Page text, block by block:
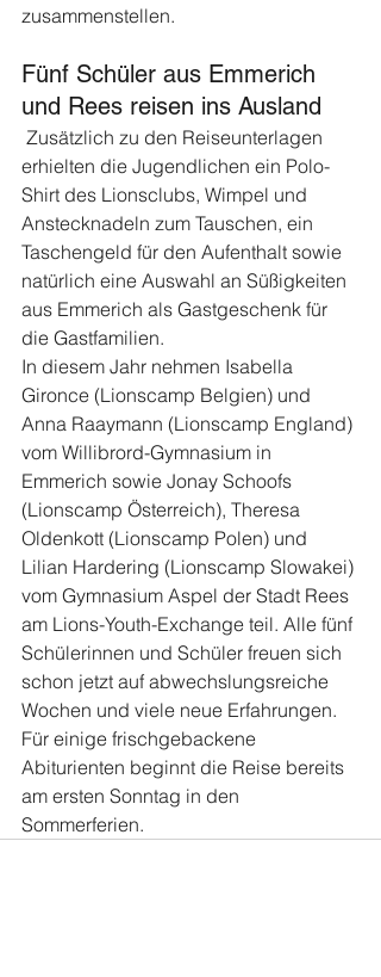
zusammenstellen.
Fünf Schüler aus Emmerich
und Rees reisen ins Ausland
Zusätzlich zu den Reiseunterlagen
erhielten die Jugendlichen ein Polo-
Shirt des Lionsclubs, Wimpel und
Anstecknadeln zum Tauschen, ein
Taschengeld für den Aufenthalt sowie
natürlich eine Auswahl an Süßigkeiten
aus Emmerich als Gastgeschenk für
die Gastfamilien.
In diesem Jahr nehmen Isabella
Gironce (Lionscamp Belgien) und
Anna Raaymann (Lionscamp England)
vom Willibrord-Gymnasium in
Emmerich sowie Jonay Schoofs
(Lionscamp Österreich), Theresa
Oldenkott (Lionscamp Polen) und
Lilian Hardering (Lionscamp Slowakei)
vom Gymnasium Aspel der Stadt Rees
am Lions-Youth-Exchange teil. Alle fünf
Schülerinnen und Schüler freuen sich
schon jetzt auf abwechslungsreiche
Wochen und viele neue Erfahrungen.
Für einige frischgebackene
Abiturienten beginnt die Reise bereits
am ersten Sonntag in den
Sommerferien.